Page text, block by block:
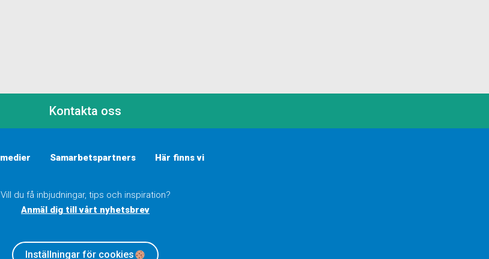
Kontakta oss
Samarbetspartners Här finns vi
Vill du få inbjudningar, tips och inspiration?
Anmäl dig till vårt nyhetsbrev
Inställningar för cookies